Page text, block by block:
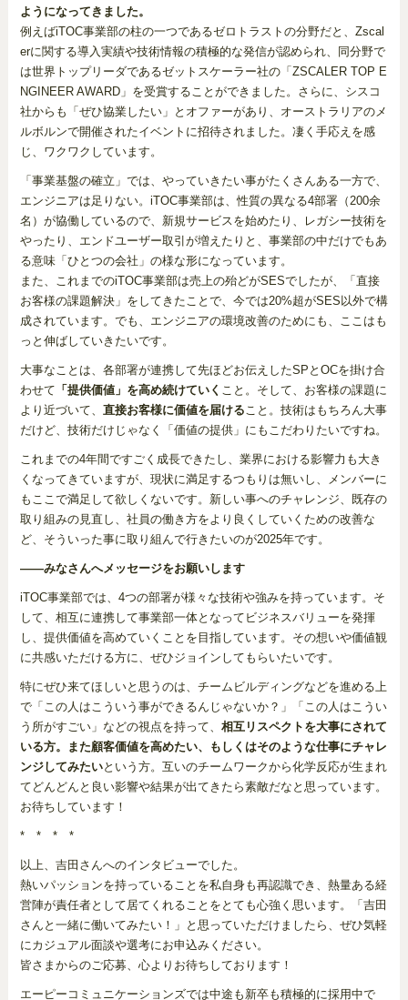
ようになってきました。
例えばiTOC事業部の柱の一つであるゼロトラストの分野だと、Zscal
erに関する導入実績や技術情報の積極的な発信が認められ、同分野で
は世界トップリーダであるゼットスケーラー社の「ZSCALER TOP E
NGINEER AWARD」を受賞することができました。さらに、シスコ
社からも「ぜひ協業したい」とオファーがあり、オーストラリアのメ
ルボルンで開催されたイベントに招待されました。凄く手応えを感
じ、ワクワクしています。
「事業基盤の確立」では、やっていきたい事がたくさんある一方で、
エンジニアは足りない。iTOC事業部は、性質の異なる4部署（200余
名）が協働しているので、新規サービスを始めたり、レガシー技術を
やったり、エンドユーザー取引が増えたりと、事業部の中だけでもあ
る意味「ひとつの会社」の様な形になっています。
また、これまでのiTOC事業部は売上の殆どがSESでしたが、「直接
お客様の課題解決」をしてきたことで、今では20%超がSES以外で構
成されています。でも、エンジニアの環境改善のためにも、ここはも
っと伸ばしていきたいです。
大事なことは、各部署が連携して先ほどお伝えしたSPとOCを掛け合
わせて 「提供価値」を高め続けていく こと。そして、お客様の課題に
より近づいて、 直接お客様に価値を届けること。技術はもちろん大事
だけど、技術だけじゃなく「価値の提供」にもこだわりたいですね。
これまでの4年間ですごく成長できたし、業界における影響力も大き
くなってきていますが、現状に満足するつもりは無いし、メンバーに
もここで満足して欲しくないです。新しい事へのチャレンジ、既存の
取り組みの見直し、社員の働き方をより良くしていくための改善な
ど、そういった事に取り組んで行きたいのが2025年です。
——みなさんへメッセージをお願いします
iTOC事業部では、4つの部署が様々な技術や強みを持っています。そ
して、相互に連携して事業部一体となってビジネスバリューを発揮
し、提供価値を高めていくことを目指しています。その想いや価値観
に共感いただける方に、ぜひジョインしてもらいたいです。
特にぜひ来てほしいと思うのは、チームビルディングなどを進める上
で「この人はこういう事ができるんじゃないか？」「この人はこうい
う所がすごい」などの視点を持って、 相互リスペクトを大事にされて
いる方。また顧客価値を高めたい、もしくはそのような仕事にチャレ
ンジしてみたいという方。互いのチームワークから化学反応が生まれ
てどんどんと良い影響や結果が出てきたら素敵だなと思っています。
お待ちしています！
* * * *
以上、吉田さんへのインタビューでした。
熱いパッションを持っていることを私自身も再認識でき、熱量ある経
営陣が責任者として居てくれることをとても心強く思います。「吉田
さんと一緒に働いてみたい！」と思っていただけましたら、ぜひ気軽
にカジュアル面談や選考にお申込みください。
皆さまからのご応募、心よりお待ちしております！
エーピーコミュニケーションズでは中途も新卒も積極的に採用中で